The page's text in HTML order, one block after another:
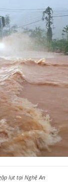
lụt tại Nghệ An